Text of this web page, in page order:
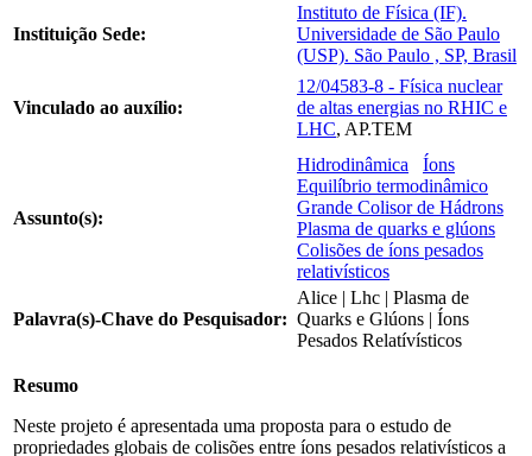
Instituição Sede:
Instituto de Física (IF).
Universidade de São Paulo
(USP). São Paulo , SP, Brasil
Vinculado ao auxílio:
12/04583-8 - Física nuclear
de altas energias no RHIC e
LHC, AP.TEM
Assunto(s):
Hidrodinâmica
Íons
Equilíbrio termodinâmico
Grande Colisor de Hádrons
Plasma de quarks e glúons
Colisões de íons pesados
relativísticos
Palavra(s)-Chave do Pesquisador:
Alice | Lhc | Plasma de
Quarks e Glúons | Íons
Pesados Relatívísticos
Resumo
Neste projeto é apresentada uma proposta para o estudo de
propriedades globais de colisões entre íons pesados relativísticos a